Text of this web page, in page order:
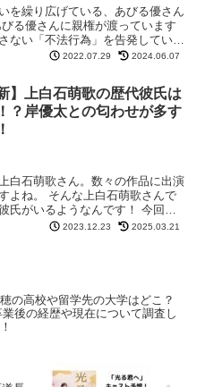
を繰り広げている、あびる優さん
る優さんに親権が渡っています
ない「不法行為」を告発していま
んのネグレクトとも捉え...
2022.07.29 2024.06.07
】上白石萌歌の歴代彼氏は
？岸優太との匂わせが多す
白石萌歌さん。数々の作品に出演
よね。 そんな上白石萌歌さんで
氏がいるようなんです！ 今回
いて、調査しました！ぜひ...
2023.12.23 2025.03.21
の高校や留学先の大学はどこ？
業後の経歴や現在について調査し